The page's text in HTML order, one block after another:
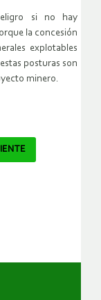
si no hay
la concesión
explotables
posturas son
minero.